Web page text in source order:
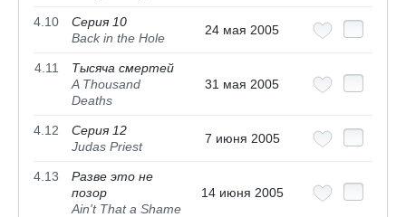
4.10
Серия 10
Back in the Hole
24 мая 2005
4.11
Тысяча смертей
A Thousand
Deaths
31 мая 2005
4.12
Серия 12
Judas Priest
7 июня 2005
4.13
Разве это не
позор
Ain't That a Shame
14 июня 2005